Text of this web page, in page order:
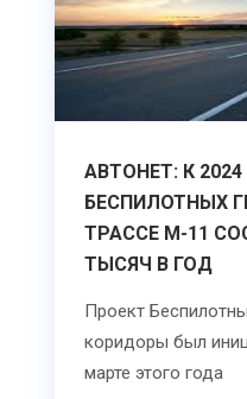
АВТОНЕТ: К
БЕСПИЛОТНЫХ
ТРАССЕ М-11
ТЫСЯЧ В ГОД
Проект
коридоры был
марте этого года